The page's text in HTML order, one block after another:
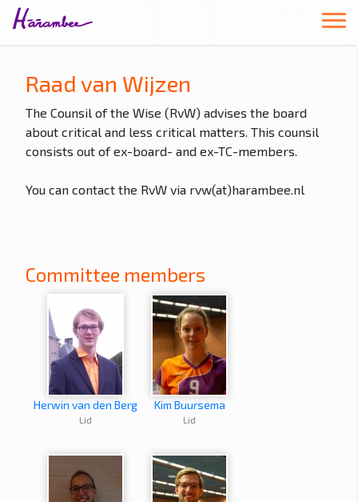
Raad van Wijzen
The Counsil of the Wise (RvW) advises the board
about critical and less critical matters. This counsil
consists out of ex-board- and ex-TC-members.
You can contact the RvW via rvw(at)harambee.nl
Committee members
Herwin van den Berg
Lid
Kim Buursema
Lid